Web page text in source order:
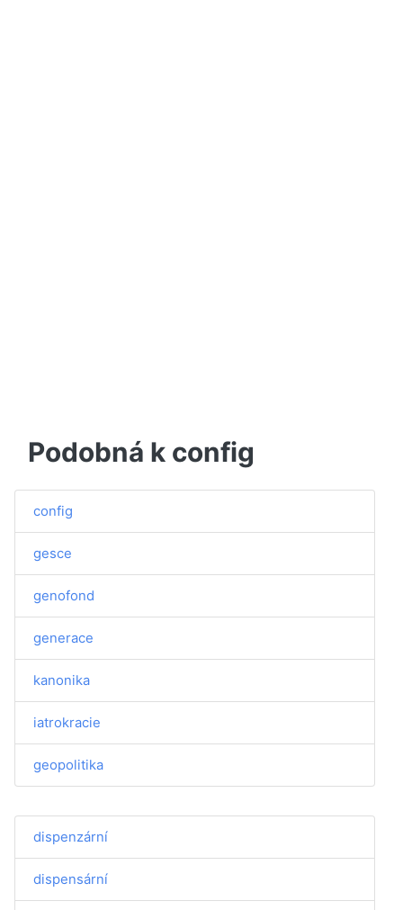
Podobná k config
config
gesce
genofond
generace
kanonika
iatrokracie
geopolitika
dispenzární
dispensární